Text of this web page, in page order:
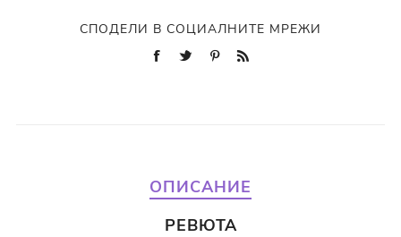
СПОДЕЛИ В СОЦИАЛНИТЕ МРЕЖИ
ОПИСАНИЕ
РЕВЮТА